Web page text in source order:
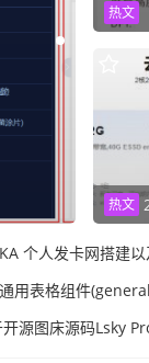
热文
热文
个人发卡网搭建
用表格组件
源图床源码Lsky Pro搭建